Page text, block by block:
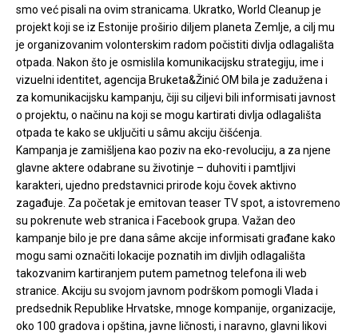
smo već pisali na ovim stranicama. Ukratko, World Cleanup je
projekt koji se iz Estonije proširio diljem planeta Zemlje, a cilj mu
je organizovanim volonterskim radom počistiti divlja odlagališta
otpada. Nakon što je osmislila komunikacijsku strategiju, ime i
vizuelni identitet, agencija Bruketa&Žinić OM bila je zadužena i
za komunikacijsku kampanju, čiji su ciljevi bili informisati javnost
o projektu, o načinu na koji se mogu kartirati divlja odlagališta
otpada te kako se uključiti u sâmu akciju čišćenja.
Kampanja je zamišljena kao poziv na eko-revoluciju, a za njene
glavne aktere odabrane su životinje – duhoviti i pamtljivi
karakteri, ujedno predstavnici prirode koju čovek aktivno
zagađuje. Za početak je emitovan teaser TV spot, a istovremeno
su pokrenute web stranica i Facebook grupa. Važan deo
kampanje bilo je pre dana sâme akcije informisati građane kako
mogu sami označiti lokacije poznatih im divljih odlagališta
takozvanim kartiranjem putem pametnog telefona ili web
stranice. Akciju su svojom javnom podrškom pomogli Vlada i
predsednik Republike Hrvatske, mnoge kompanije, organizacije,
oko 100 gradova i opština, javne ličnosti, i naravno, glavni likovi